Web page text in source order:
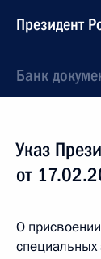
Президент
Банк
Указ
от
О